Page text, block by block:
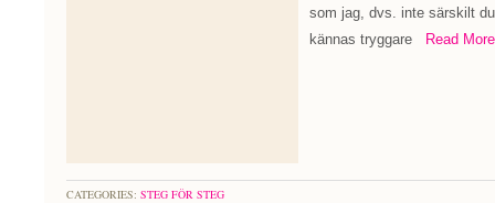
som jag, dvs. inte särskilt
kännas tryggare Read
CATEGORIES: STEG FÖR STEG